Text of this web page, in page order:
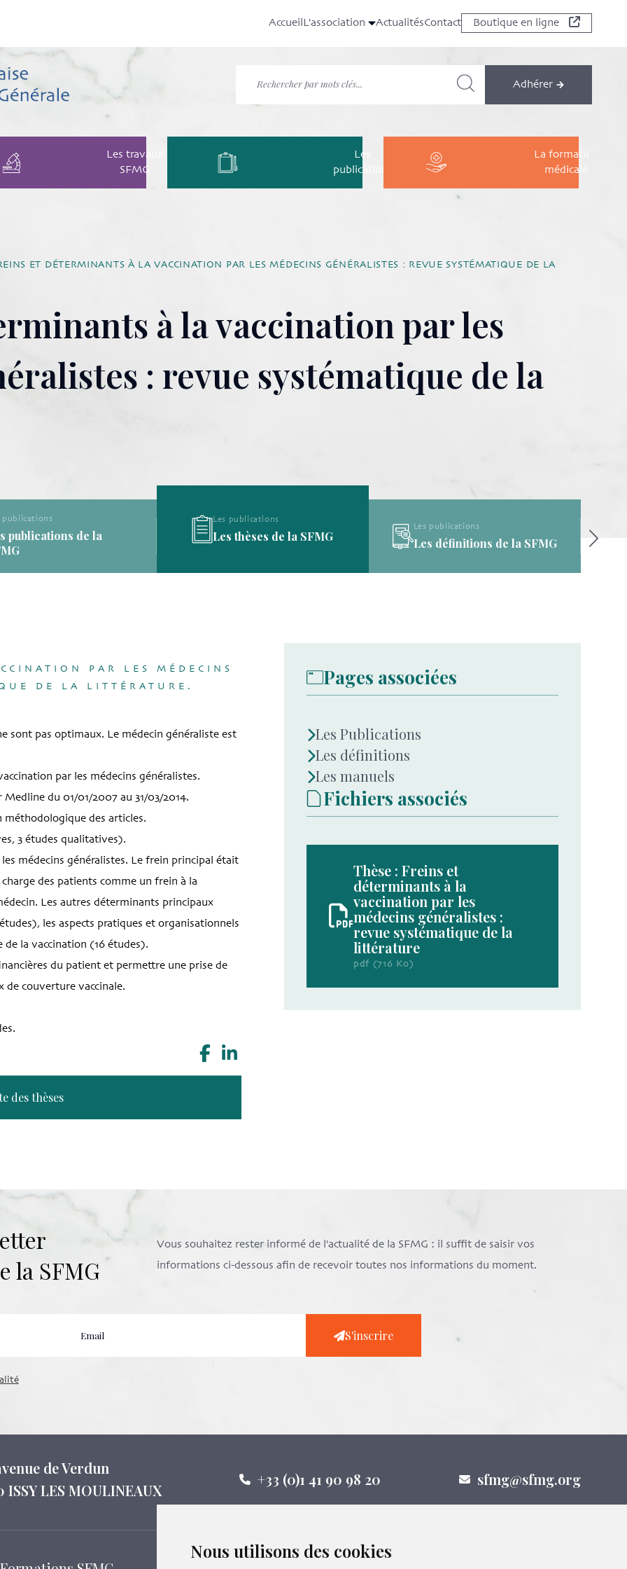
Nous utilisons des cookies
AccueilL'association ActualitésContact Boutique en ligne
Adhérer
Les travaux
SFMG
Les
publications
La formation
médicale
ET DÉTERMINANTS À LA VACCINATION PAR LES MÉDECINS GÉNÉRALISTES : REVUE SYSTÉMATIQUE DE LA
à la vaccination par les
: revue systématique de la
Les publications
Les thèses de la SFMG
Les publications
Les définitions de la SFMG
Les publications
La Bibliothèque de la SFMG
PAR LES MÉDECINS
DE LA LITTÉRATURE.
sont pas optimaux. Le médecin généraliste est
par les médecins généralistes.
du 01/01/2007 au 31/03/2014.
méthodologique des articles.
3 études qualitatives).
médecins généralistes. Le frein principal était
des patients comme un frein à la
Les autres déterminants principaux
les aspects pratiques et organisationnels
de la vaccination (16 études).
du patient et permettre une prise de
de couverture vaccinale.
des thèses
Pages associées
Les Publications
Les définitions
Les manuels
Fichiers associés
Thèse : Freins et
déterminants à la
vaccination par les
médecins généralistes :
revue systématique de la
littérature
pdf (716 Ko)
la SFMG
Vous souhaitez rester informé de l'actualité de la SFMG : il suffit de saisir vos
informations ci-dessous afin de recevoir toutes nos informations du moment.
S'inscrire
de Verdun
ISSY LES MOULINEAUX
+33 (0)1 41 90 98 20 sfmg@sfmg.org